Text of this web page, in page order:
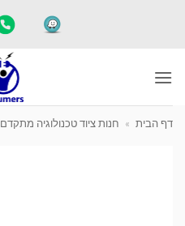
דף הבית » חנות ציוד טכנולוגיה מתקדם